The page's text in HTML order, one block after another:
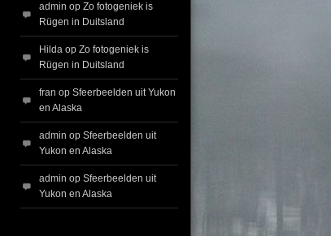
admin opZo fotogeniek is
Rügen in Duitsland
Hilda opZo fotogeniek is
Rügen in Duitsland
fran opSfeerbeelden uit Yukon
en Alaska
admin opSfeerbeelden uit
Yukon en Alaska
admin opSfeerbeelden uit
Yukon en Alaska